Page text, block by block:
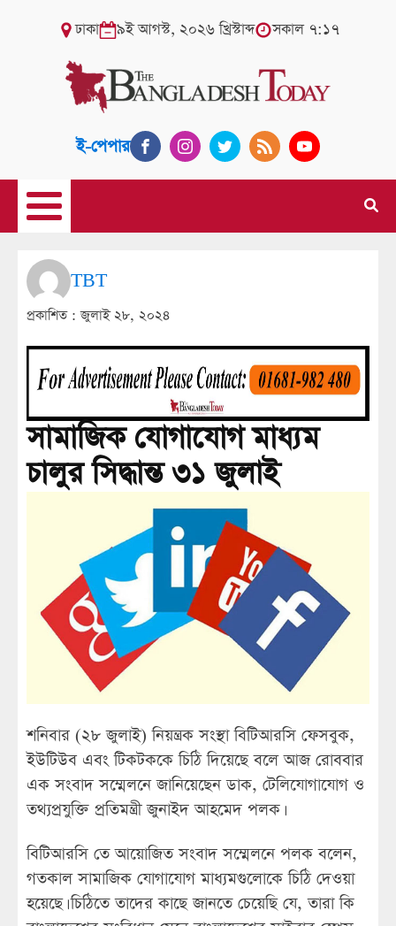
ঢাকা ৯ই আগস্ট, ২০২৬ খ্রিস্টাব্দ সকাল ৭:১৭
ই-পেপার
TBT
প্রকাশিত :জুলাই ২৮, ২০২৪
সামাজিক যোগাযোগ মাধ্যম
চালুর সিদ্ধান্ত ৩১ জুলাই
শনিবার (২৮ জুলাই) নিয়ন্ত্রক সংস্থা বিটিআরসি ফেসবুক,
ইউটিউব এবং টিকটককে চিঠি দিয়েছে বলে আজ রোববার
এক সংবাদ সম্মেলনে জানিয়েছেন ডাক, টেলিযোগাযোগ ও
তথ্যপ্রযুক্তি প্রতিমন্ত্রী জুনাইদ আহমেদ পলক।
বিটিআরসি তে আয়োজিত সংবাদ সম্মেলনে পলক বলেন,
গতকাল সামাজিক যোগাযোগ মাধ্যমগুলোকে চিঠি দেওয়া
হয়েছে। চিঠিতে তাদের কাছে জানতে চেয়েছি যে, তারা কি